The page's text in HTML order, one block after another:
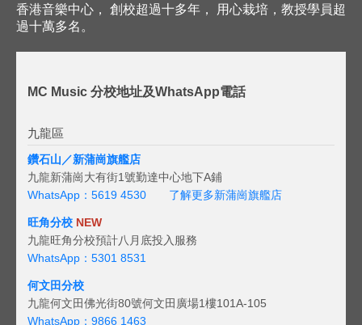
香港音樂中心， 創校超過十多年， 用心栽培，教授學員超
過十萬多名。
MC Music 分校地址及WhatsApp電話
九龍區
鑽石山／新蒲崗旗艦店
九龍新蒲崗大有街1號勤達中心地下A鋪
WhatsApp：5619 4530
了解更多新蒲崗旗艦店
旺角分校 NEW
九龍旺角分校預計八月底投入服務
WhatsApp：5301 8531
何文田分校
九龍何文田佛光街80號何文田廣場1樓101A-105
WhatsApp：9866 1463